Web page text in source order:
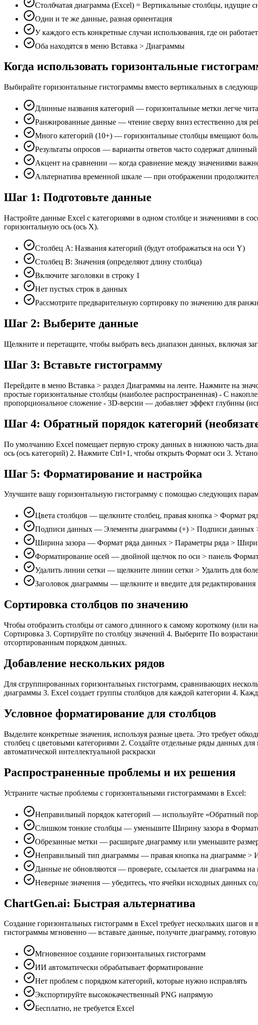
Столбчатая диаграмма (Excel) = Вертикальные столбцы, идущие
Одни и те же данные, разная ориентация
У каждого есть конкретные случаи использования, где он
Оба находятся в меню Вставка > Диаграммы
Когда использовать горизонтальные
Выбирайте горизонтальные гистограммы вместо вертикальных в
Длинные названия категорий — горизонтальные метки легче
Ранжированные данные — чтение сверху вниз естественно для
Много категорий (10+) — горизонтальные столбцы вмещают
Результаты опросов — варианты ответов часто содержат длинный
Акцент на сравнении — когда сравнение между значениями
Альтернатива временной шкале — при отображении
Шаг 1: Подготовьте данные
Настройте данные Excel с категориями в одном столбце и значениями в
горизонтальную ось (ось X).
Столбец A: Названия категорий (будут отображаться на оси Y)
Столбец B: Значения (определяют длину столбца)
Включите заголовки в строку 1
Нет пустых строк в данных
Рассмотрите предварительную сортировку по значению для
Шаг 2: Выберите данные
Щелкните и перетащите, чтобы выбрать весь диапазон данных, включая
Шаг 3: Вставьте гистограмму
Перейдите в меню Вставка > раздел Диаграммы на ленте. Нажмите на
простые горизонтальные столбцы (наиболее распространенная) - С
пропорциональное сложение - 3D-версии — добавляет эффект глубины
Шаг 4: Обратный порядок категорий
По умолчанию Excel помещает первую строку данных в нижнюю часть
ось (ось категорий) 2. Нажмите Ctrl+1, чтобы открыть Формат оси 3.
Шаг 5: Форматирование и настройка
Улучшите вашу горизонтальную гистограмму с помощью следующих
Цвета столбцов — щелкните столбец, правая кнопка > Формат
Подписи данных — Элементы диаграммы (+) > Подписи данных
Ширина зазора — Формат ряда данных > Параметры ряда >
Форматирование осей — двойной щелчок по оси > панель
Удалить линии сетки — щелкните линии сетки > Удалить для
Заголовок диаграммы — щелкните и введите для редактирования
Сортировка столбцов по значению
Чтобы отобразить столбцы от самого длинного к самому короткому (или
Сортировка 3. Сортируйте по столбцу значений 4. Выберите По
отсортированным порядком данных.
Добавление нескольких рядов
Для сгруппированных горизонтальных гистограмм, сравнивающих
диаграммы 3. Excel создает группы столбцов для каждой категории 4.
Условное форматирование для столбцов
Выделите конкретные значения, используя разные цвета. Это требует
столбец с цветовыми категориями 2. Создайте отдельные ряды данных
автоматической интеллектуальной раскраски
Распространенные проблемы и их решения
Устраните частые проблемы с горизонтальными гистограммами в Excel:
Неправильный порядок категорий — используйте «Обратный
Слишком тонкие столбцы — уменьшите Ширину зазора в
Обрезанные метки — расширьте диаграмму или уменьшите
Неправильный тип диаграммы — правая кнопка на диаграмме >
Данные не обновляются — проверьте, ссылается ли диаграмма на
Неверные значения — убедитесь, что ячейки исходных данных
ChartGen.ai: Быстрая альтернатива
Создание горизонтальных гистограмм в Excel требует нескольких шагов
гистограммы мгновенно — вставьте данные, получите диаграмму,
Мгновенное создание горизонтальных гистограмм
ИИ автоматически обрабатывает форматирование
Нет проблем с порядком категорий, которые нужно исправлять
Экспортируйте высококачественный PNG напрямую
Бесплатно, не требуется Excel